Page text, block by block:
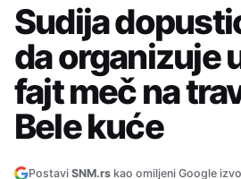
Sudija
da organizuje
fajt meč na
Bele kuće
Postavi SNM.rs kao omiljeni Google